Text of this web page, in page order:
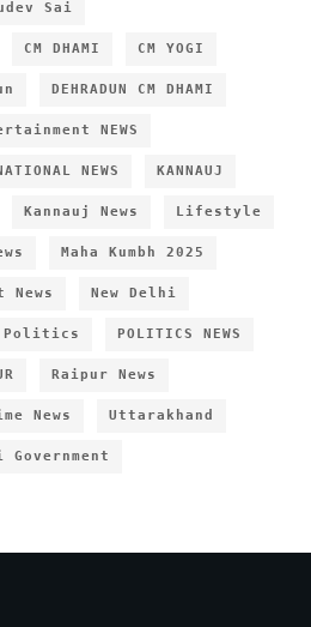
Sai
CM DHAMI CM YOGI
DEHRADUN CM DHAMI
NEWS
NEWS KANNAUJ
Kannauj News Lifestyle
Maha Kumbh 2025
News New Delhi
Politics POLITICS NEWS
Raipur News
News Uttarakhand
Government